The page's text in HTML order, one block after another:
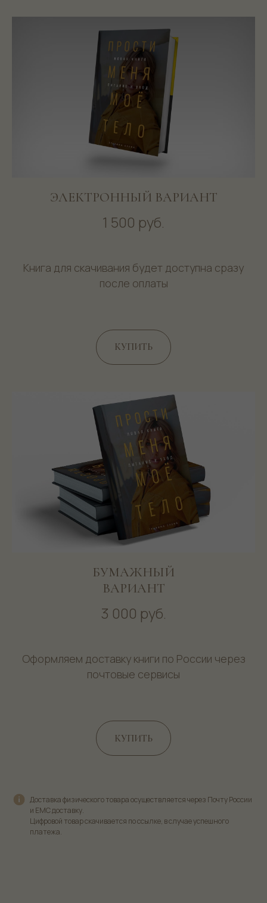
ЭЛЕКТРОННЫЙ ВАРИАНТ
1 500 руб.
Книга для скачивания будет доступна сразу
после оплаты
КУПИТЬ
БУМАЖНЫЙ
ВАРИАНТ
3 000 руб.
Оформляем доставку книги по России через
почтовые сервисы
КУПИТЬ
Доставка физического товара осуществляется через Почту России
и ЕМС доставку.
Цифровой товар скачивается по ссылке, в случае успешного
платежа.